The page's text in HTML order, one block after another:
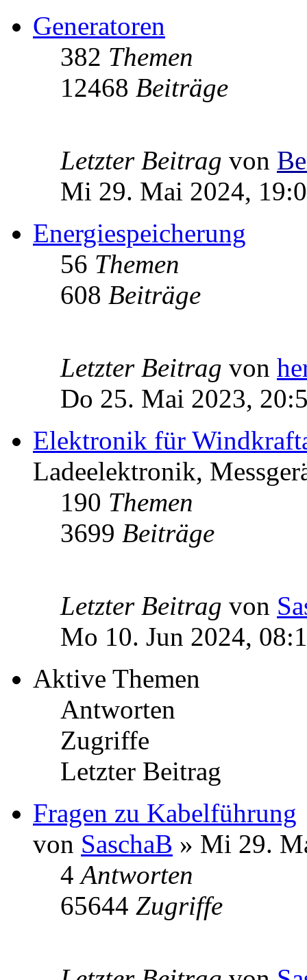
Generatoren
382 Themen
12468 Beiträge
Letzter Beitrag von
Mi 29. Mai 2024,
Energiespeicherung
56 Themen
608 Beiträge
Letzter Beitrag von
Do 25. Mai 2023,
Elektronik für
Ladeelektronik,
190 Themen
3699 Beiträge
Letzter Beitrag von
Mo 10. Jun 2024,
Aktive Themen
Antworten
Zugriffe
Letzter Beitrag
Fragen zu Kabelführung
von SaschaB » Mi 29.
4Antworten
65644 Zugriffe